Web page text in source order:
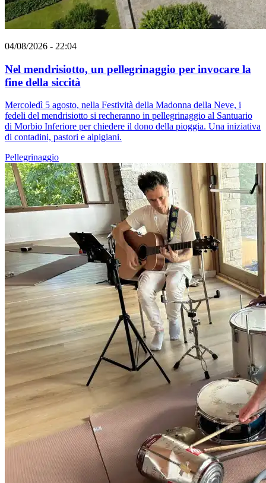
04/08/2026 - 22:04
Nel mendrisiotto, un pellegrinaggio per invocare la
fine della siccità
Mercoledì 5 agosto, nella Festività della Madonna della Neve, i
fedeli del mendrisiotto si recheranno in pellegrinaggio al Santuario
di Morbio Inferiore per chiedere il dono della pioggia. Una iniziativa
di contadini, pastori e alpigiani.
Pellegrinaggio